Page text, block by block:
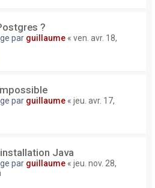
?
par guillaume « ven. avr. 18,
par guillaume « jeu. avr. 17,
Java
par guillaume « jeu. nov. 28,